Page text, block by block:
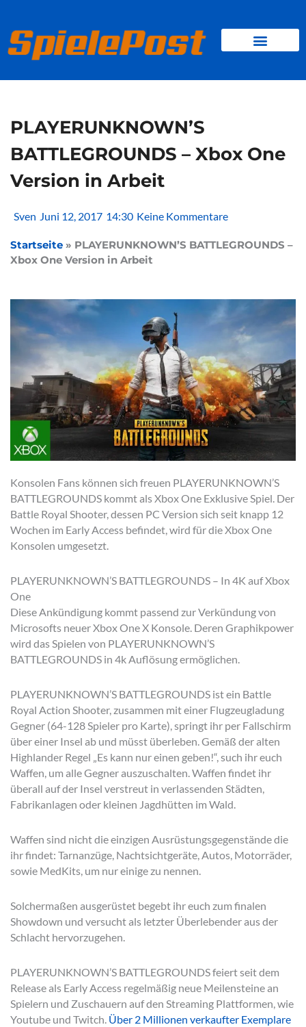
springen
PLAYERUNKNOWN’S
BATTLEGROUNDS – Xbox One
Version in Arbeit
Sven Juni 12, 2017 14:30 Keine Kommentare
Startseite » PLAYERUNKNOWN’S BATTLEGROUNDS –
Xbox One Version in Arbeit
Konsolen Fans können sich freuen PLAYERUNKNOWN’S
BATTLEGROUNDS kommt als Xbox One Exklusive Spiel. Der
Battle Royal Shooter, dessen PC Version sich seit knapp 12
Wochen im Early Access befindet, wird für die Xbox One
Konsolen umgesetzt.
PLAYERUNKNOWN’S BATTLEGROUNDS – In 4K auf Xbox
One
Diese Ankündigung kommt passend zur Verkündung von
Microsofts neuer Xbox One X Konsole. Deren Graphikpower
wird das Spielen von PLAYERUNKNOWN’S
BATTLEGROUNDS in 4k Auflösung ermöglichen.
PLAYERUNKNOWN’S BATTLEGROUNDS ist ein Battle
Royal Action Shooter, zusammen mit einer Flugzeugladung
Gegner (64-128 Spieler pro Karte), springt ihr per Fallschirm
über einer Insel ab und müsst überleben. Gemäß der alten
Highlander Regel „Es kann nur einen geben!“, such ihr euch
Waffen, um alle Gegner auszuschalten. Waffen findet ihr
überall auf der Insel verstreut in verlassenden Städten,
Fabrikanlagen oder kleinen Jagdhütten im Wald.
Waffen sind nicht die einzigen Ausrüstungsgegenstände die
ihr findet: Tarnanzüge, Nachtsichtgeräte, Autos, Motorräder,
sowie MedKits, um nur einige zu nennen.
Solchermaßen ausgerüstet begebt ihr euch zum finalen
Showdown und versucht als letzter Überlebender aus der
Schlacht hervorzugehen.
PLAYERUNKNOWN’S BATTLEGROUNDS feiert seit dem
Release als Early Access regelmäßig neue Meilensteine an
Spielern und Zuschauern auf den Streaming Plattformen, wie
Youtube und Twitch. Über 2 Millionen verkaufter Exemplare